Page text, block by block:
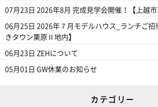
07月23日 2026年8月 完成見学会開催！【上越市
06月25日 2026年７月モデルハウス_ランチご招
きタウン栗原Ⅱ地内】
06月23日 ZEHについて
05月01日 GW休業のお知らせ
カテゴリー